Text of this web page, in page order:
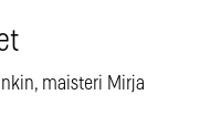
maisteri Mirja